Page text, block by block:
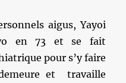
aigus, Yayoi
en 73 et se fait
pour s’y faire
et travaille